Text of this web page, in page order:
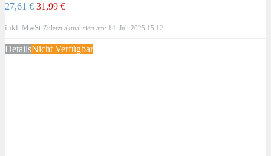
27,61 € 31,99 €
inkl. MwSt. Zuletzt aktualisiert am: 14. Juli 2025 15:12
DetailsNicht Verfügbar